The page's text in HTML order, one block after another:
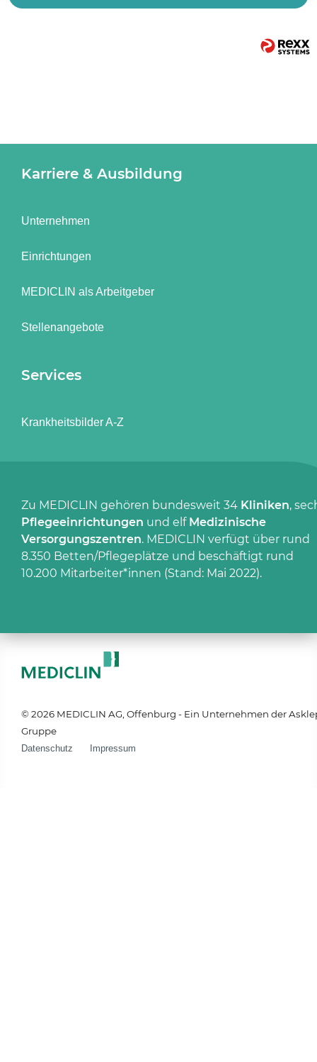
Karriere & Ausbildung
Unternehmen
Einrichtungen
MEDICLIN als Arbeitgeber
Stellenangebote
Services
Krankheitsbilder A-Z
Zu MEDICLIN gehören bundesweit 34 Kliniken,
Pflegeeinrichtungen und elf Medizinische
Versorgungszentren. MEDICLIN verfügt über rund
8.350 Betten/Pflegeplätze und beschäftigt rund
10.200 Mitarbeiter*innen (Stand: Mai 2022).
© 2026 MEDICLIN AG, Offenburg - Ein Unternehmen der
Gruppe
Datenschutz Impressum